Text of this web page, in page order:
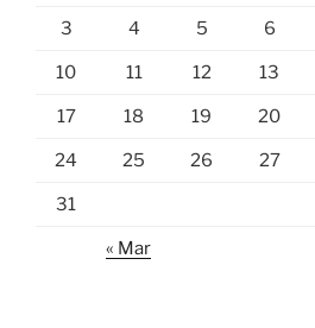
3 4 5 6
10 11 12 13
17 18 19 20
24 25 26 27
31
« Mar